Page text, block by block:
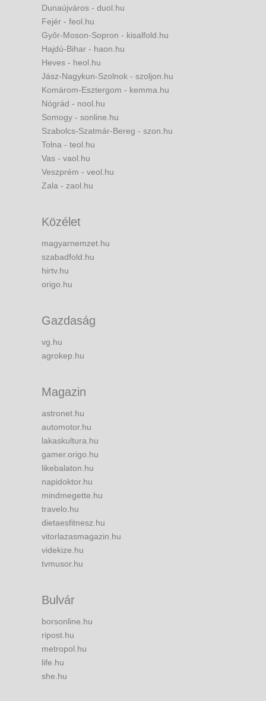
Dunaújváros - duol.hu
Fejér - feol.hu
Győr-Moson-Sopron - kisalfold.hu
Hajdú-Bihar - haon.hu
Heves - heol.hu
Jász-Nagykun-Szolnok - szoljon.hu
Komárom-Esztergom - kemma.hu
Nógrád - nool.hu
Somogy - sonline.hu
Szabolcs-Szatmár-Bereg - szon.hu
Tolna - teol.hu
Vas - vaol.hu
Veszprém - veol.hu
Zala - zaol.hu
Közélet
magyarnemzet.hu
szabadfold.hu
hirtv.hu
origo.hu
Gazdaság
vg.hu
agrokep.hu
Magazin
astronet.hu
automotor.hu
lakaskultura.hu
gamer.origo.hu
likebalaton.hu
napidoktor.hu
mindmegette.hu
travelo.hu
dietaesfitnesz.hu
vitorlazasmagazin.hu
videkize.hu
tvmusor.hu
Bulvár
borsonline.hu
ripost.hu
metropol.hu
life.hu
she.hu